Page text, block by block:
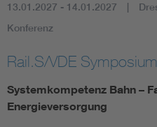
Weitere Themen
Assisted Living
Electromobility
13.01.2027 - 14.01.2027
Konferenz
Rail.S/VDE
Systemkompetenz Bahn –
Energieversorgung